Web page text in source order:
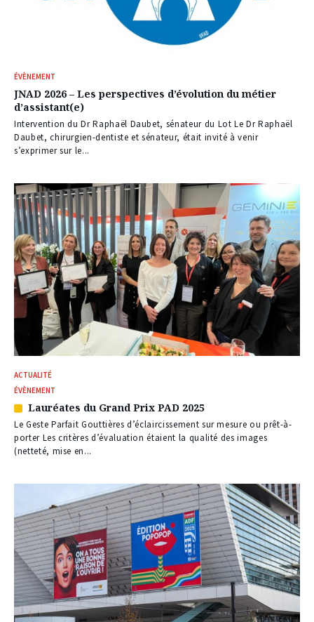
ÉVÈNEMENT
JNAD 2026 – Les perspectives d’évolution du métier
d’assistant(e)
Intervention du Dr Raphaël Daubet, sénateur du Lot Le Dr Raphaël
Daubet, chirurgien-dentiste et sénateur, était invité à venir
s’exprimer sur le...
ACTUALITÉ
ÉVÈNEMENT
Article
réservé
à
nos
Lauréates du Grand Prix PAD 2025
Le Geste Parfait Gouttières d’éclaircissement sur mesure ou prêt-à-
porter Les critères d’évaluation étaient la qualité des images
(netteté, mise en...